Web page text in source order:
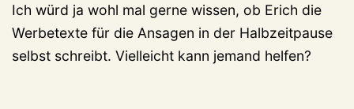
Ich würd ja wohl mal gerne wissen, ob Erich die
Werbetexte für die Ansagen in der Halbzeitpause
selbst schreibt. Vielleicht kann jemand helfen?